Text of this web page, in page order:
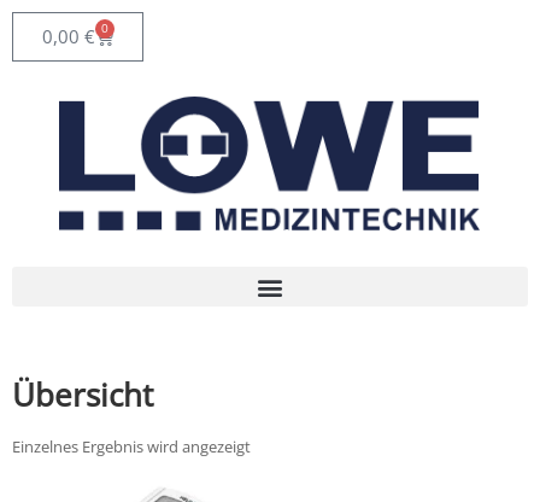
0,00 € 0
Übersicht
Einzelnes Ergebnis wird angezeigt